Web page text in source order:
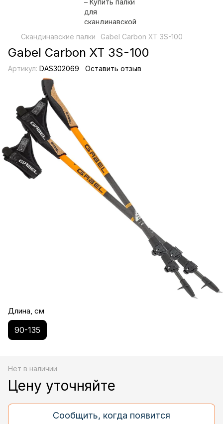
Скандинавские палки Gabel Carbon XT 3S-100
Gabel Carbon XT 3S-100
Артикул: DAS302069 Оставить отзыв
Длина, см
90-135
Нет в наличии
Цену уточняйте
Сообщить, когда появится